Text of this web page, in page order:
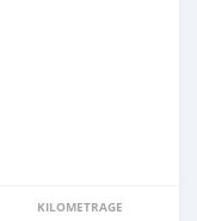
KILOMETRAGE